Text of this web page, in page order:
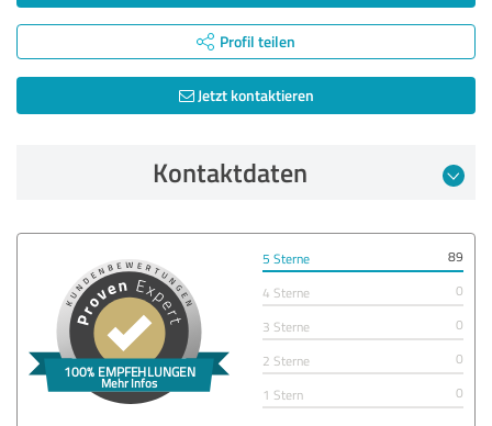
Profil teilen
Jetzt kontaktieren
Kontaktdaten
5 Sterne
89
4 Sterne
0
3 Sterne
0
2 Sterne
0
1 Stern
0